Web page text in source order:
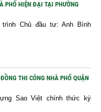
PHỐ HIỆN ĐẠI TẠI PHƯỜNG
trình Chủ đầu tư: Anh Bình
THI CÔNG NHÀ PHỐ QUẬN
Sao Việt chính thức ký